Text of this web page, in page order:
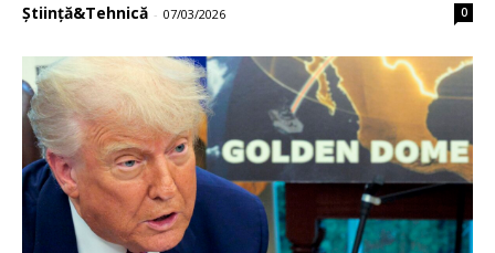
Știință&Tehnică - 07/03/2026 0